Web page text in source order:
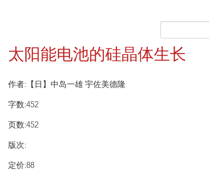
太阳能电池的硅晶体生长
作者:【日】中岛一雄 宇佐美德隆
字数:452
页数:452
版次:
定价:88